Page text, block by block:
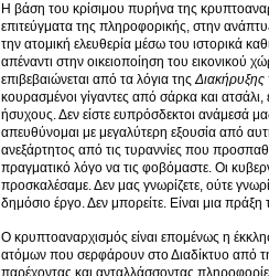
Η βάση του κρίσιμου πυρήνα της
επιτεύγματα της πληροφορικής, στην
την ατομική ελευθερία μέσω του ιστορικά
απέναντι στην οικειοποίηση του εικονικού
επιβεβαιώνεται από τα λόγια τηςΔιακήρυξης
κουρασμένοι γίγαντες από σάρκα και
ήσυχους. Δεν είστε ευπρόσδεκτοι ανάμεσά
απευθύνομαι με μεγαλύτερη εξουσία από
ανεξάρτητος από τις τυραννίες που
πραγματικό λόγο να τις φοβόμαστε. Οι
προσκαλέσαμε. Δεν μας γνωρίζετε, ούτε
δημόσιο έργο. Δεν μπορείτε. Είναι μια
Ο κρυπτοαναρχισμός είναι επομένως η
ατόμων που σερφάρουν στο Διαδίκτυο από
παρέχοντας και ανταλλάσσοντας